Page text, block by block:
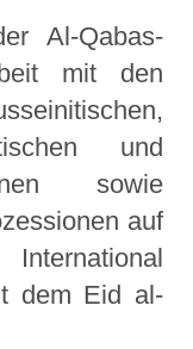
Al-Qabas-
mit den
und
sowie
auf
dem Eid al-